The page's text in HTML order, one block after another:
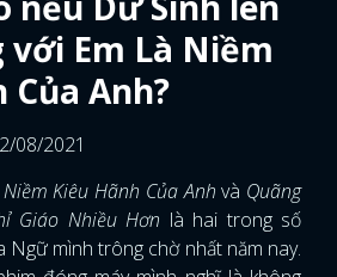
với Em Là Niềm
Của Anh?
08/2021
Kiêu Hãnh Của Anh và Quãng
Giáo Nhiều Hơn là hai trong số
Ngữ mình trông chờ nhất năm nay.